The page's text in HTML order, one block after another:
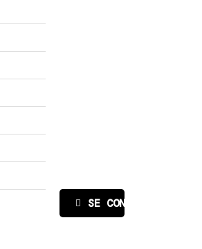
SE CONNECTER